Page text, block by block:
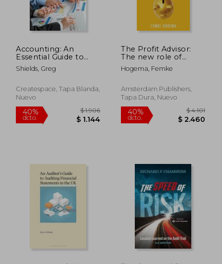
40%
dcto. $ 6.704
40%
dcto. $
Accounting: An
Essential Guide to
Learning Accounting
Quickly (en Inglés)
Shields, Greg
Createspace, Tapa Blanda,
Nuevo
The Profit Advisor:
The new role of
accountants and
bookkeepers (en
Hogema, Femke
Amsterdam Publishers,
Tapa Dura, Nuevo